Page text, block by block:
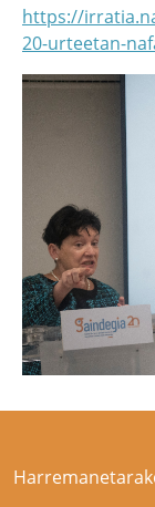
https://
20-urteetan-